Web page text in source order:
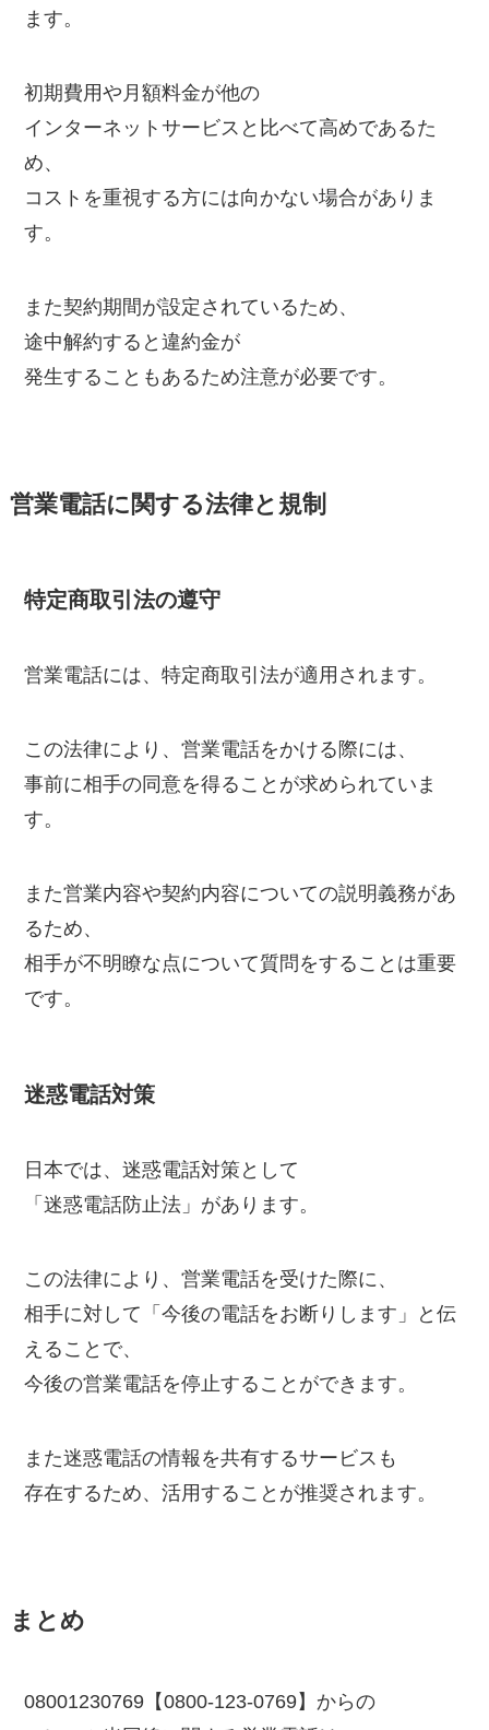
ます。
初期費用や月額料金が他の
インターネットサービスと比べて高めであるた
め、
コストを重視する方には向かない場合がありま
す。
また契約期間が設定されているため、
途中解約すると違約金が
発生することもあるため注意が必要です。
営業電話に関する法律と規制
特定商取引法の遵守
営業電話には、特定商取引法が適用されます。
この法律により、営業電話をかける際には、
事前に相手の同意を得ることが求められていま
す。
また営業内容や契約内容についての説明義務があ
るため、
相手が不明瞭な点について質問をすることは重要
です。
迷惑電話対策
日本では、迷惑電話対策として
「迷惑電話防止法」があります。
この法律により、営業電話を受けた際に、
相手に対して「今後の電話をお断りします」と伝
えることで、
今後の営業電話を停止することができます。
また迷惑電話の情報を共有するサービスも
存在するため、活用することが推奨されます。
まとめ
08001230769【0800-123-0769】からの